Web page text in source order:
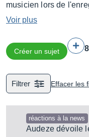
musicien lors de
l'affût du moindre
paire d'enceintes au
l'editing, du mixage
pour ces tâches sont
de proposer l'écoute
Voir plus
Créer un sujet 8
Filtrer Effacer les
réactions à la news
Audeze dévoile